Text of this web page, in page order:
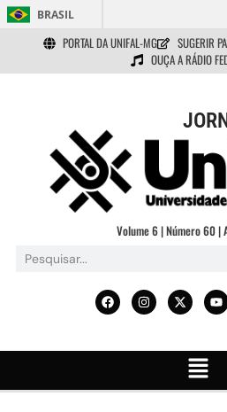
BRASIL
PORTAL DA UNIFAL-MG SUGERIR
OUÇA A RÁDIO
Volume 6 | Número 60 |